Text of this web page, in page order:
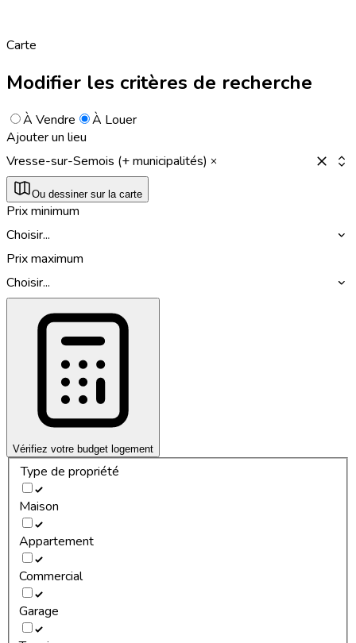
Carte
Modifier les critères de recherche
À Vendre
À Louer
Ajouter un lieu
Vresse-sur-Semois (+ municipalités)
Ou dessiner sur la carte
Prix minimum
Choisir...
Prix maximum
Choisir...
Vérifiez votre budget logement
Type de propriété
Maison
Appartement
Commercial
Garage